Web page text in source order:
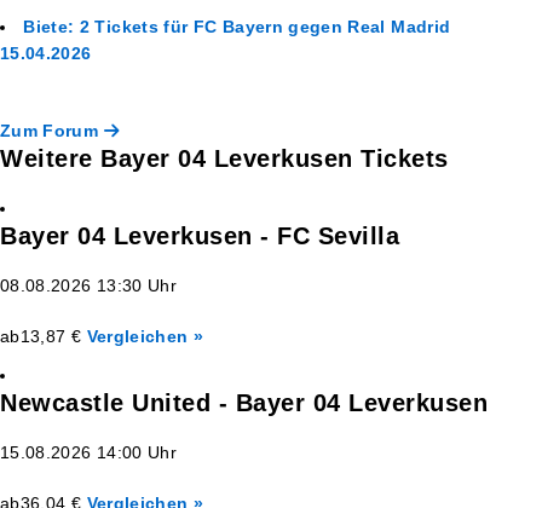
Biete: 2 Tickets für FC Bayern gegen Real Madrid
15.04.2026
Zum Forum
Weitere Bayer 04 Leverkusen Tickets
Bayer 04 Leverkusen - FC Sevilla
08.08.2026 13:30 Uhr
ab13,87 € Vergleichen »
Newcastle United - Bayer 04 Leverkusen
15.08.2026 14:00 Uhr
ab36,04 € Vergleichen »